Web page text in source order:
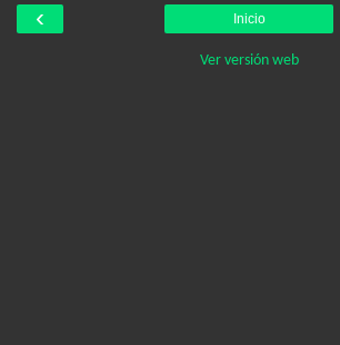
‹ Inicio
Ver versión web